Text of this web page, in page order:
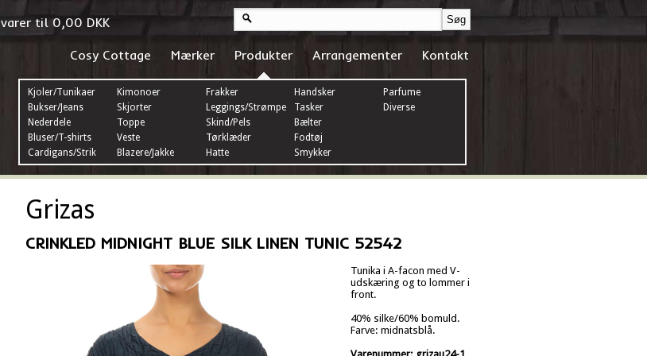
varer til0,00 DKK
Cosy Cottage Mærker Produkter
Kjoler/Tunikaer
Bukser/Jeans
Nederdele
Bluser/T-shirts
Cardigans/Strik
Kimonoer
Skjorter
Toppe
Veste
Blazere/Jakke
Frakker
Leggings/Strømper
Skind/Pels
Tørklæder
Hatte
Handsker
Tasker
Bælter
Fodtøj
Smykker
Parfume
Diverse
Arrangementer Kontakt
Grizas
CRINKLED MIDNIGHT BLUE SILK LINEN TUNIC 52542
Tunika i A-facon med V-
udskæring og to lommer i
front.
40% silke/60% bomuld.
Farve: midnatsblå.